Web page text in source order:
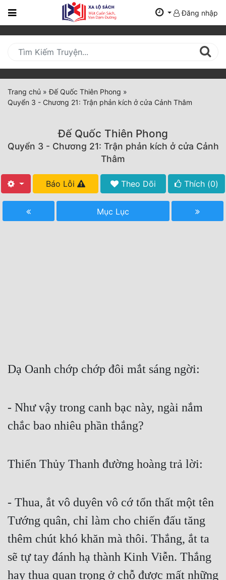
Trang
Mới
Cập
Nhật
(current)
Truyện Mới Ra
Hoàn Thành
Cạnh Kỹ
Cổ Đại
Dã Sử
Dị Giới
Dị Năng
Gia Đấu
Đăng nhập
Trang chủ »Đế Quốc Thiên Phong »
Quyển 3 - Chương 21: Trận phản kích ở cửa Cảnh Thâm
Đế Quốc Thiên Phong
Quyển 3 - Chương 21: Trận phản kích ở cửa Cảnh
Thâm
Báo Lỗi Theo Dõi Thích (0)
Mục Lục
Dạ Oanh chớp chớp đôi mắt sáng ngời:
- Như vậy trong canh bạc này, ngài nắm
chắc bao nhiêu phần thắng?
Thiển Thủy Thanh đường hoàng trả lời:
- Thua, ắt vô duyên vô cớ tổn thất một tên
Tướng quân, chỉ làm cho chiến đấu tăng
thêm chút khó khăn mà thôi. Thắng, ắt ta
sẽ tự tay đánh hạ thành Kinh Viễn. Thắng
hay thua quan trọng ở chỗ được mất những